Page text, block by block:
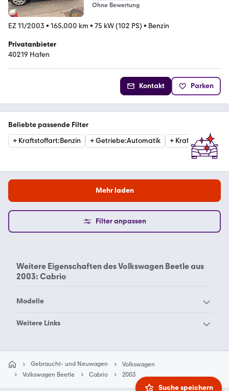
Ohne Bewertung
EZ 11/2003 • 165.000 km • 75 kW (102 PS) • Benzin
Privatanbieter
40219 Hafen
Kontakt Parken
Beliebte passende Filter
+ Kraftstoffart:Benzin +Getriebe:Automatik + Kraftstoffart
Mehr laden
Filter anpassen
Suche speichern
Weitere Eigenschaften desVolkswagen Beetle aus
2003: Cabrio
Modelle
VW 181
VW Bora
VW Buggy
VW Caddy
VW Corrado
Weitere Links
Volkswagen Beetle
Volkswagen Beetle
Cabrio 2007
Gebraucht- und Neuwagen
Volkswagen
Volkswagen Beetle
Cabrio 2003